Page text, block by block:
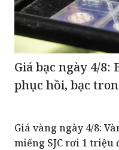
Giá bạc ngày 4/8:
phục hồi, bạc
Giá vàng ngày 4/8:
miếng SJC rơi 1 triệu